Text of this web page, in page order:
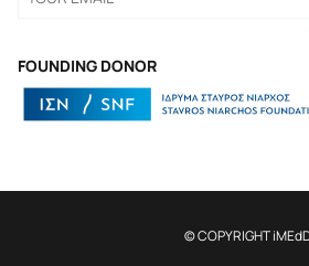
FOUNDING DONOR
© COPYRIGHT